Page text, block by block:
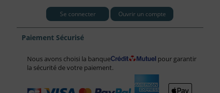
Se connecter Ouvrir un compte
Paiement Sécurisé
Nous avons choisi la banque
pour garantir
la sécurité de votre paiement.